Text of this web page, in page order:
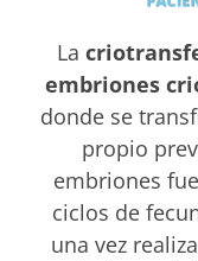
La
embriones
donde se
propio
embriones
ciclos de
una vez